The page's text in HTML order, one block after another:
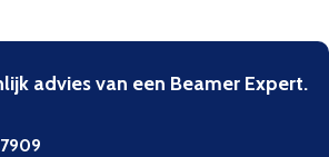
advies van een Beamer Expert.